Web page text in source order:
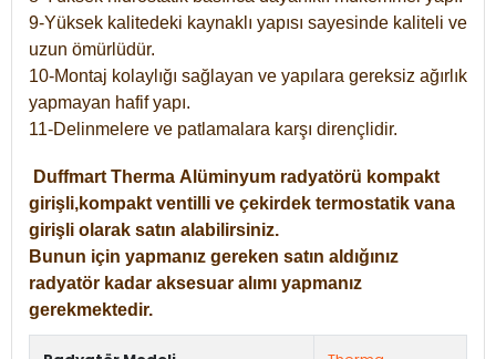
9-Yüksek kalitedeki kaynaklı yapısı sayesinde kaliteli ve
uzun ömürlüdür.
10-Montaj kolaylığı sağlayan ve yapılara gereksiz ağırlık
yapmayan hafif yapı.
11-Delinmelere ve patlamalara karşı dirençlidir.
Duffmart Therma Alüminyum radyatörü kompakt
girişli,kompakt ventilli ve çekirdek termostatik vana
girişli olarak satın alabilirsiniz.
Bunun için yapmanız gereken satın aldığınız
radyatör kadar aksesuar alımı yapmanız
gerekmektedir.